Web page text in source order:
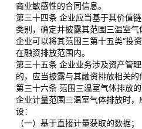
商业敏感性的合同信息。
第三十四条 企业应当基于其价值
类别，确定并披露其范围三温室气
企业可以将其范围三第十五类“投
在融资排放范围内。
第三十五条 企业业务涉及资产管
的，应当披露与其融资排放相关的
第三十六条 范围三温室气体排放
企业计量范围三温室气体排放时
设：
（一）基于直接计量获取的数据；